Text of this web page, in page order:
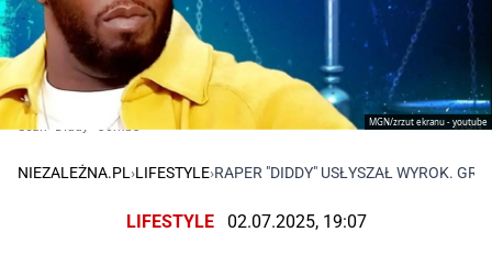
MGN/zrzut ekranu - youtube
Sean "Diddy" Combs
NIEZALEŻNA.PL ›LIFESTYLE›RAPER "DIDDY" USŁYSZAŁ WYROK.
LIFESTYLE 02.07.2025, 19:07